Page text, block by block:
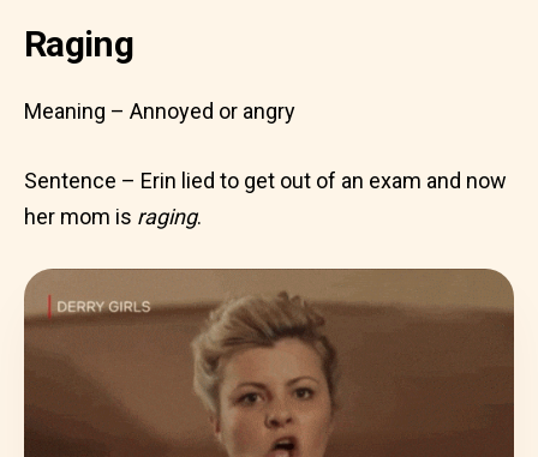
Raging
Meaning – Annoyed or angry
Sentence – Erin lied to get out of an exam and now
her mom is raging.